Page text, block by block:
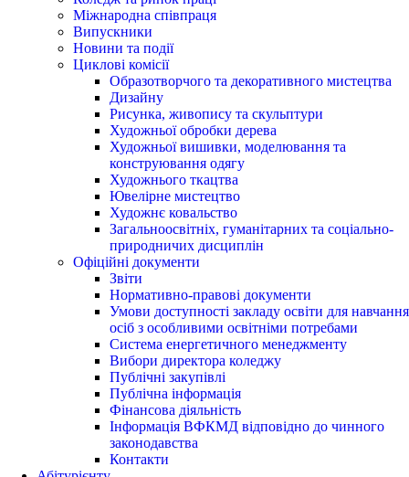
Міжнародна співпраця
Випускники
Новини та події
Циклові комісії
Образотворчого та декоративного мистецтва
Дизайну
Рисунка, живопису та скульптури
Художньої обробки дерева
Художньої вишивки, моделювання та
конструювання одягу
Художнього ткацтва
Ювелірне мистецтво
Художнє ковальство
Загальноосвітніх, гуманітарних та соціально-
природничих дисциплін
Офіційні документи
Звіти
Нормативно-правові документи
Умови доступності закладу освіти для навчання
осіб з особливими освітніми потребами
Система енергетичного менеджменту
Вибори директора коледжу
Публічні закупівлі
Публічна інформація
Фінансова діяльність
Інформація ВФКМД відповідно до чинного
законодавства
Контакти